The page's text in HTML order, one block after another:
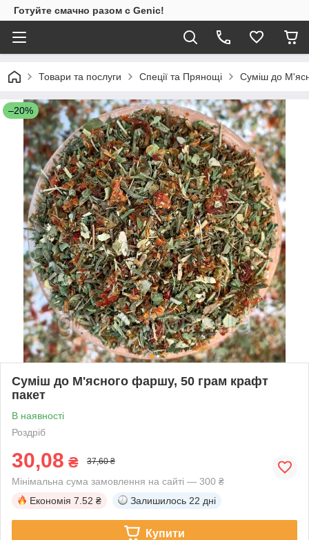
Готуйте смачно разом с Genic!
Товари та послуги Спеції та Прянощі Суміш до
–20%
Суміш до М'ясного фаршу, 50 грам крафт
пакет
В наявності
Роздріб
30,08 ₴ 37,60 ₴
Мінімальна сума замовлення на сайті — 300 ₴
Економія 7.52 ₴ Залишилось 22 дні
Купити